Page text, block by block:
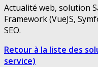
Actualité web, solution
Framework (VueJS,
SEO.
Retour à la liste des
service)